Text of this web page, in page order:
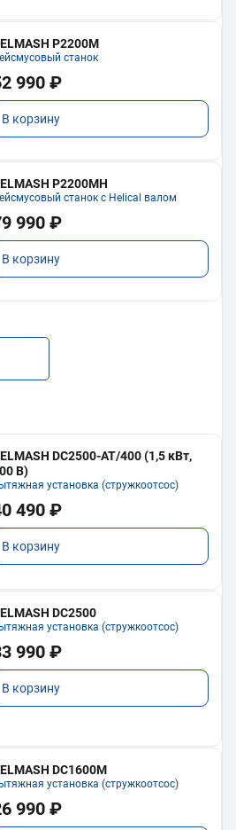
P2200M
станок
990 ₽
В корзину
P2200MH
станок с Helical валом
990 ₽
В корзину
DC2500-AT/400 (1,5 кВт,
В)
установка (стружкоотсос)
490 ₽
В корзину
DC2500
установка (стружкоотсос)
990 ₽
В корзину
DC1600M
установка (стружкоотсос)
990 ₽